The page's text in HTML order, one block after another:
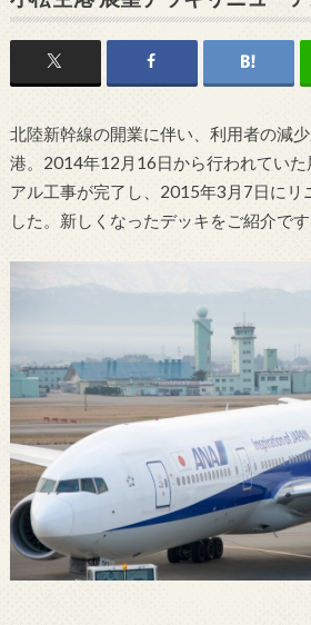
北陸新幹線の開業に伴い、利用者の減
港。2014年12月16日から行われていた
アル工事が完了し、2015年3月7日にリ
した。新しくなったデッキをご紹介です